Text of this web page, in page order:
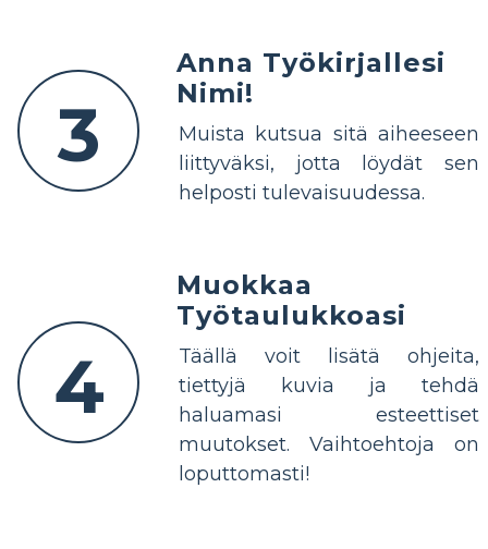
3
Anna Työkirjallesi
Nimi!
Muista kutsua sitä aiheeseen
liittyväksi, jotta löydät sen
helposti tulevaisuudessa.
4
Muokkaa
Työtaulukkoasi
Täällä voit lisätä ohjeita,
tiettyjä kuvia ja tehdä
haluamasi esteettiset
muutokset. Vaihtoehtoja on
loputtomasti!